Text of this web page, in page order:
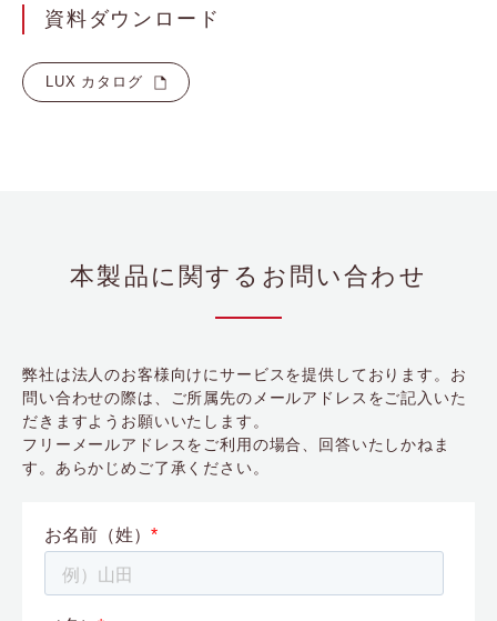
資料ダウンロード
LUX カタログ
本製品に関するお問い合わせ
弊社は法人のお客様向けにサービスを提供しております。お
問い合わせの際は、ご所属先のメールアドレスをご記入いた
だきますようお願いいたします。
フリーメールアドレスをご利用の場合、回答いたしかねま
す。あらかじめご了承ください。